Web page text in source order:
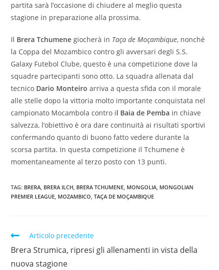
partita sarà l’occasione di chiudere al meglio questa
stagione in preparazione alla prossima.
Il Brera Tchumenegiocherà in Taça de Moçambique, nonché
la Coppa del Mozambico contro gli avversari degli S.S.
Galaxy Futebol Clube, questo è una competizione dove la
squadre partecipanti sono otto. La squadra allenata dal
tecnico Dario Monteiro arriva a questa sfida con il morale
alle stelle dopo la vittoria molto importante conquistata nel
campionato Mocambola contro il Baia de Pemba in chiave
salvezza, l’obiettivo è ora dare continuità ai risultati sportivi
confermando quanto di buono fatto vedere durante la
scorsa partita. In questa competizione il Tchumene è
momentaneamente al terzo posto con 13 punti.
TAG: BRERA, BRERA ILCH, BRERA TCHUMENE, MONGOLIA, MONGOLIAN
PREMIER LEAGUE, MOZAMBICO, TAÇA DE MOÇAMBIQUE
Articolo precedente
Brera Strumica, ripresi gli allenamenti in vista della
nuova stagione